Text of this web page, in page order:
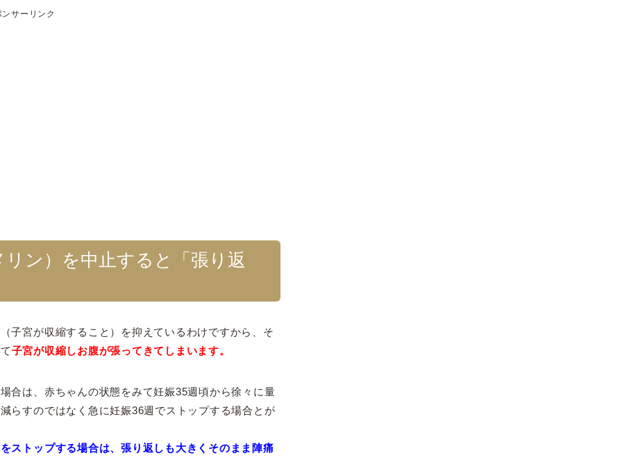
ンサーリンク
ン）を中止すると「張り返
子宮が収縮すること）を抑えているわけですから、そ
子宮が収縮しお腹が張ってきてしまいます。
合は、赤ちゃんの状態をみて妊娠35週頃から徐々に量
らすのではなく急に妊娠36週でストップする場合とが
ストップする場合は、張り返しも大きくそのまま陣痛